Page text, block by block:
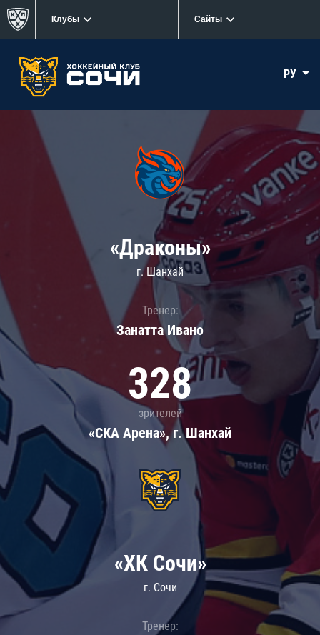
Клубы Сайты
РУ
«Драконы»
г. Шанхай
Тренер:
Занатта Иванo
328
зрителей
«СКА Арена», г. Шанхай
«ХК Сочи»
г. Сочи
Тренер: